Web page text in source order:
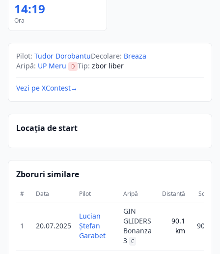
14:19
Ora
Pilot: Tudor DorobantuDecolare: Breaza
Aripă: UP Meru D Tip: zbor liber
Vezi pe XContest→
Locația de start
Zboruri similare
# Data Pilot Aripă Distanță Scor
1 20.07.2025
Lucian
Ștefan
Garabet
GIN
GLIDERS
Bonanza
3 C
90.1
km
90.1